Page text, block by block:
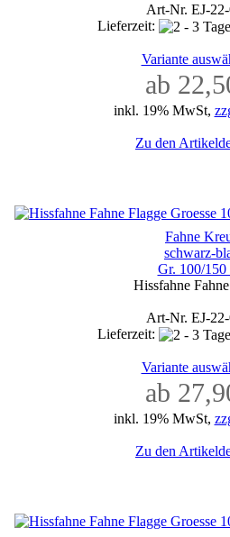
Art-Nr. EJ-
Lieferzeit:
Variante
ab
inkl. 19% MwSt,
Zu den
Fahne
schwarz-
Gr. 100/150
Hissfahne
Art-Nr. EJ-
Lieferzeit:
Variante
ab
inkl. 19% MwSt,
Zu den